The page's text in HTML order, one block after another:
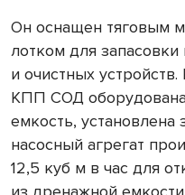
Он оснащен тяговым
лотком для
и очистных
КПП СОД
емкость, установлена
насосный агрегат
12,5 куб м в час для